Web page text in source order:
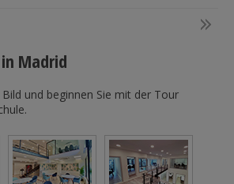
Madrid
Bild und beginnen Sie mit der Tour